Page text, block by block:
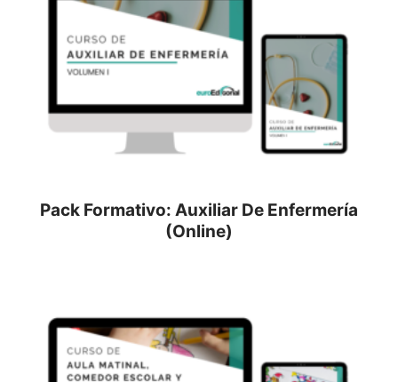
Pack Formativo: Auxiliar De Enfermería
(Online)